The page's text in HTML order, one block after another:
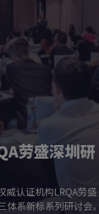
劳盛深圳研
威认证机构LRQA劳盛
系新标系列研讨会。